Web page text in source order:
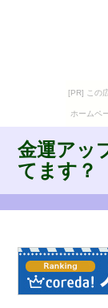
[PR] この
ホームペ
金運アッ
てます？